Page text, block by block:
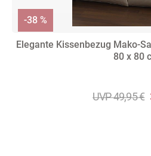
Elegante Kissenbezug Mako-
80 x 80
UVP 49,95 €
-38 %